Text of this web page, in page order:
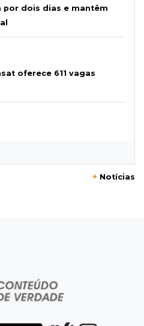
por dois dias e mantêm
oferece 611 vagas
de até R$ 8,2 mil;
roubo de carro e
+ Notícias